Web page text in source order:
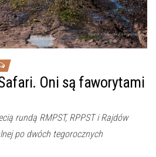
Oni są faworytami
rundą RMPST, RPPST i Rajdów
po dwóch tegorocznych